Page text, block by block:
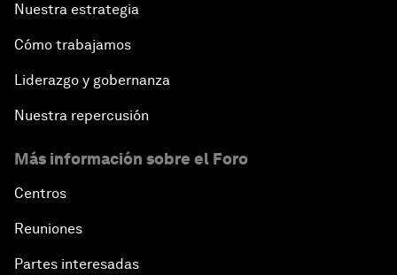
Nuestra estrategia
Cómo trabajamos
Liderazgo y gobernanza
Nuestra repercusión
Más información sobre el Foro
Centros
Reuniones
Partes interesadas